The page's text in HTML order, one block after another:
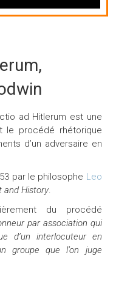
ad Hitlerum est une
le procédé rhétorique
d’un adversaire en
par le philosophe Leo
and History
du procédé
par association qui
d’un interlocuteur en
groupe que l’on juge